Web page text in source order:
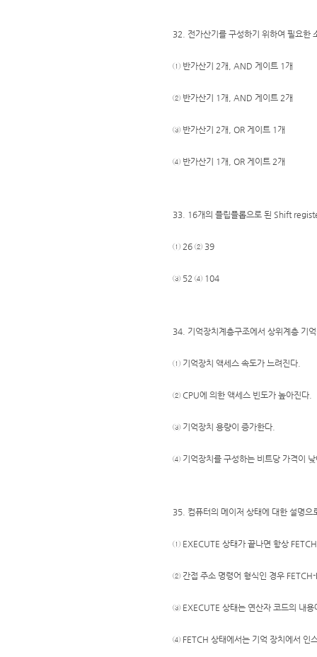
32. 전가산기를 구성하기 위하여 필요한
① 반가산기 2개, AND 게이트 1개
② 반가산기 1개, AND 게이트 2개
③ 반가산기 2개, OR 게이트 1개
④ 반가산기 1개, OR 게이트 2개
33. 16개의 플립플롭으로 된 Shift
① 26 ② 39
③ 52 ④ 104
34. 기억장치계층구조에서 상위계층 기
① 기억장치 액세스 속도가 느려진다.
② CPU에 의한 액세스 빈도가 높아진다.
③ 기억장치 용량이 증가한다.
④ 기억장치를 구성하는 비트당 가격이
35. 컴퓨터의 메이저 상태에 대한 설명으
① EXECUTE 상태가 끝나면 항상
② 간접 주소 명령어 형식인 경우
③ EXECUTE 상태는 연산자 코드의 내용
④ FETCH 상태에서는 기억 장치에서 인